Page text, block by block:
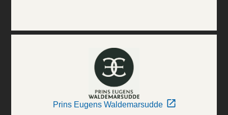
Prins Eugens Waldemarsudde